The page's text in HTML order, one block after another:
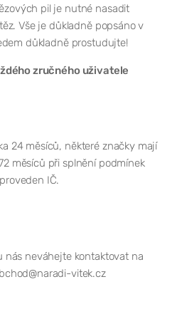
pil je nutné nasadit
Vše je důkladně popsáno v
důkladně prostudujte!
zručného uživatele
24 měsíců, některé značky mají
měsíců při splnění podmínek
IČ.
nás neváhejte kontaktovat na
vitek.cz